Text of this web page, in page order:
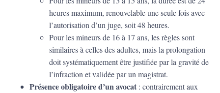
heures maximum, renouvelable une seule fois avec
l’autorisation d’un juge, soit 48 heures.
Pour les mineurs de 16 à 17 ans, les règles sont
similaires à celles des adultes, mais la prolongation
doit systématiquement être justifiée par la gravité de
l’infraction et validée par un magistrat.
Présence obligatoire d’un avocat : contrairement aux